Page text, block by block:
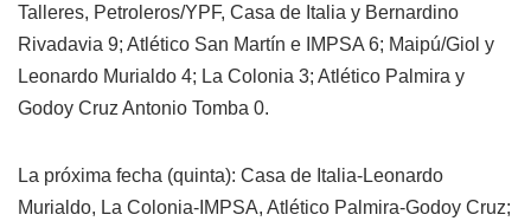
Talleres, Petroleros/YPF, Casa de Italia y Bernardino
Rivadavia 9; Atlético San Martín e IMPSA 6; Maipú/Giol y
Leonardo Murialdo 4; La Colonia 3; Atlético Palmira y
Godoy Cruz Antonio Tomba 0.
La próxima fecha (quinta): Casa de Italia-Leonardo
Murialdo, La Colonia-IMPSA, Atlético Palmira-Godoy Cruz;